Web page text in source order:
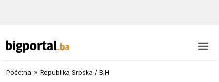
Početna » Republika Srpska / BiH